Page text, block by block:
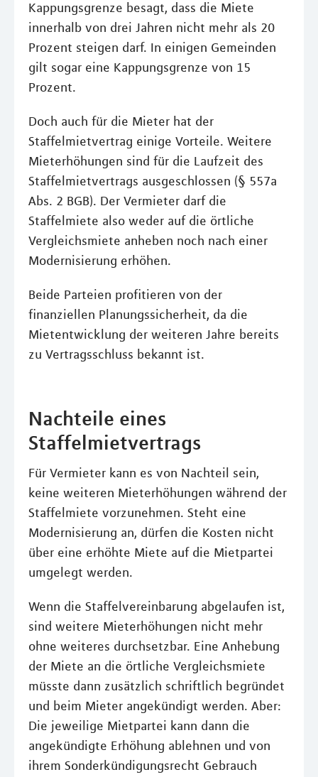
Kappungsgrenze besagt, dass die Miete
innerhalb von drei Jahren nicht mehr als 20
Prozent steigen darf. In einigen Gemeinden
gilt sogar eine Kappungsgrenze von 15
Prozent.
Doch auch für die Mieter hat der
Staffelmietvertrag einige Vorteile. Weitere
Mieterhöhungen sind für die Laufzeit des
Staffelmietvertrags ausgeschlossen (§ 557a
Abs. 2 BGB). Der Vermieter darf die
Staffelmiete also weder auf die örtliche
Vergleichsmiete anheben noch nach einer
Modernisierung erhöhen.
Beide Parteien profitieren von der
finanziellen Planungssicherheit, da die
Mietentwicklung der weiteren Jahre bereits
zu Vertragsschluss bekannt ist.
Nachteile eines
Staffelmietvertrags
Für Vermieter kann es von Nachteil sein,
keine weiteren Mieterhöhungen während der
Staffelmiete vorzunehmen. Steht eine
Modernisierung an, dürfen die Kosten nicht
über eine erhöhte Miete auf die Mietpartei
umgelegt werden.
Wenn die Staffelvereinbarung abgelaufen ist,
sind weitere Mieterhöhungen nicht mehr
ohne weiteres durchsetzbar. Eine Anhebung
der Miete an die örtliche Vergleichsmiete
müsste dann zusätzlich schriftlich begründet
und beim Mieter angekündigt werden. Aber:
Die jeweilige Mietpartei kann dann die
angekündigte Erhöhung ablehnen und von
ihrem Sonderkündigungsrecht Gebrauch